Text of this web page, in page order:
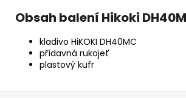
Obsah balení Hikoki
kladivo HiKOKI DH40MC
přídavná rukojeť
plastový kufr